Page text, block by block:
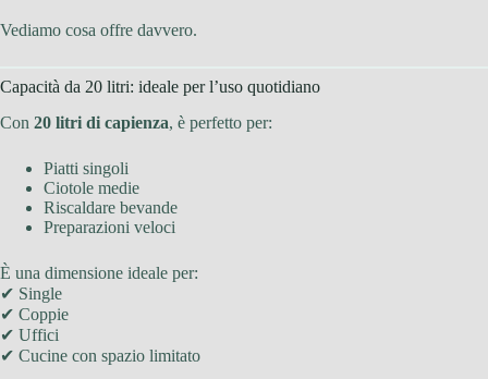
Vediamo cosa offre davvero.
Capacità da 20 litri: ideale per l’uso quotidiano
Con 20 litri di capienza, è perfetto per:
Piatti singoli
Ciotole medie
Riscaldare bevande
Preparazioni veloci
È una dimensione ideale per:
✔ Single
✔ Coppie
✔ Uffici
✔ Cucine con spazio limitato